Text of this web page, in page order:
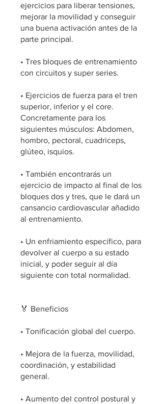
ejercicios para liberar tensiones,
mejorar la movilidad y conseguir
una buena activación antes de la
parte principal.
• Tres bloques de entrenamiento
con circuitos y super series.
• Ejercicios de fuerza para el tren
superior, inferior y el core.
Concretamente para los
siguientes músculos: Abdomen,
hombro, pectoral, cuadriceps,
glúteo, isquios.
• También encontrarás un
ejercicio de impacto al final de los
bloques dos y tres, que le dará un
cansancio cardiovascular añadido
al entrenamiento.
• Un enfriamiento específico, para
devolver al cuerpo a su estado
inicial, y poder seguir al día
siguiente con total normalidad.
🏅 Beneficios
• Tonificación global del cuerpo.
• Mejora de la fuerza, movilidad,
coordinación, y estabilidad
general.
• Aumento del control postural y